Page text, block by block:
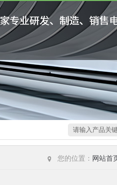
网站首
您的位置：